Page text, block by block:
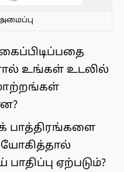
உங்கள் உடலில்
பாத்திரங்களை
பாதிப்பு ஏற்படும்?